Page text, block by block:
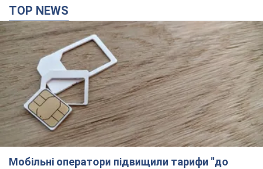
TOP NEWS
Мобільні оператори підвищили тарифи "до